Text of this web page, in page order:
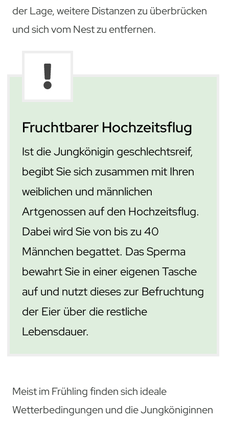
der Lage, weitere Distanzen zu überbrücken
und sich vom Nest zu entfernen.
Fruchtbarer Hochzeitsflug
Ist die Jungkönigin geschlechtsreif,
begibt Sie sich zusammen mit Ihren
weiblichen und männlichen
Artgenossen auf den Hochzeitsflug.
Dabei wird Sie von bis zu 40
Männchen begattet. Das Sperma
bewahrt Sie in einer eigenen Tasche
auf und nutzt dieses zur Befruchtung
der Eier über die restliche
Lebensdauer.
Meist im Frühling finden sich ideale
Wetterbedingungen und die Jungköniginnen